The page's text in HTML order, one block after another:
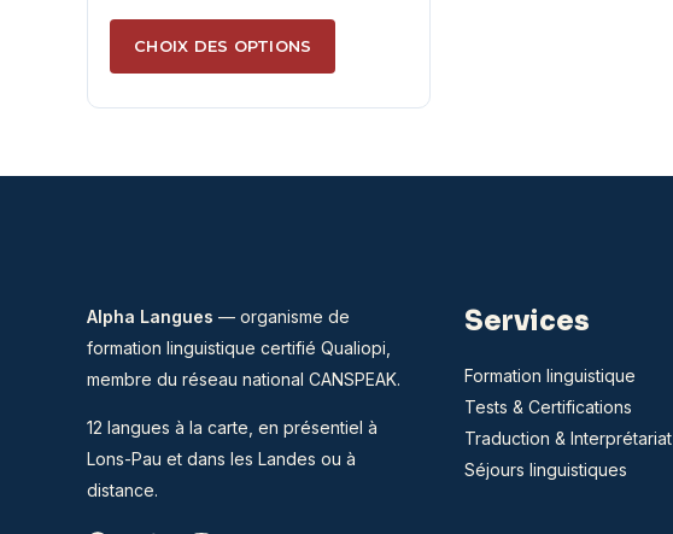
à
190,00€
CHOIX DES OPTIONS
Ce
être
choisies
sur
page
Alpha Langues — organisme de
formation linguistique certifié Qualiopi,
membre du réseau national CANSPEAK.
12 langues à la carte, en présentiel à
Lons-Pau et dans les Landes ou à
distance.
Services
Formation linguistique
Tests & Certifications
Traduction & Interprétariat
Séjours linguistiques